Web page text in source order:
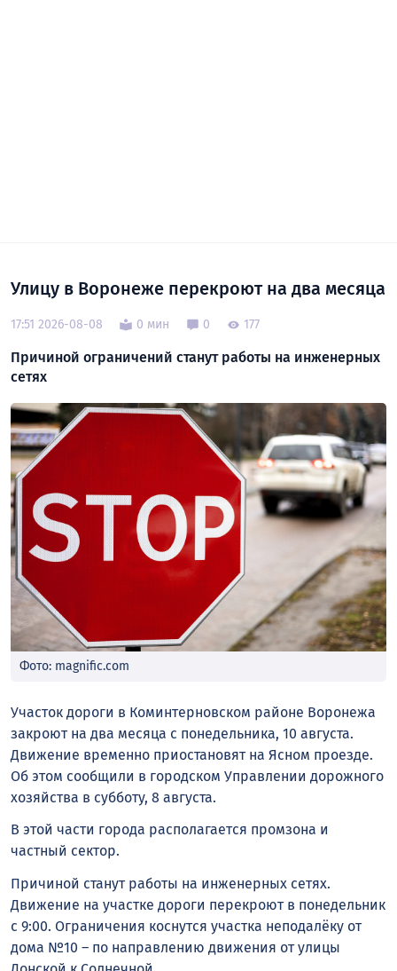
Улицу в Воронеже перекроют на два месяца
17:51 2026-08-08 0 мин 0 177
Причиной ограничений станут работы на инженерных
сетях
Фото: magnific.com
Участок дороги в Коминтерновском районе Воронежа
закроют на два месяца с понедельника, 10 августа.
Движение временно приостановят на Ясном проезде.
Об этом сообщили в городском Управлении дорожного
хозяйства в субботу, 8 августа.
В этой части города располагается промзона и
частный сектор.
Причиной станут работы на инженерных сетях.
Движение на участке дороги перекроют в понедельник
с 9:00. Ограничения коснутся участка неподалёку от
дома №10 – по направлению движения от улицы